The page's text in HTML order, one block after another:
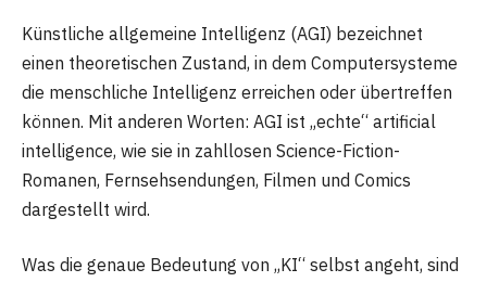
Künstliche allgemeine Intelligenz (AGI) bezeichnet
einen theoretischen Zustand, in dem Computersysteme
die menschliche Intelligenz erreichen oder übertreffen
können. Mit anderen Worten: AGI ist „echte“ artificial
intelligence, wie sie in zahllosen Science-Fiction-
Romanen, Fernsehsendungen, Filmen und Comics
dargestellt wird.
Was die genaue Bedeutung von „KI“ selbst angeht, sind